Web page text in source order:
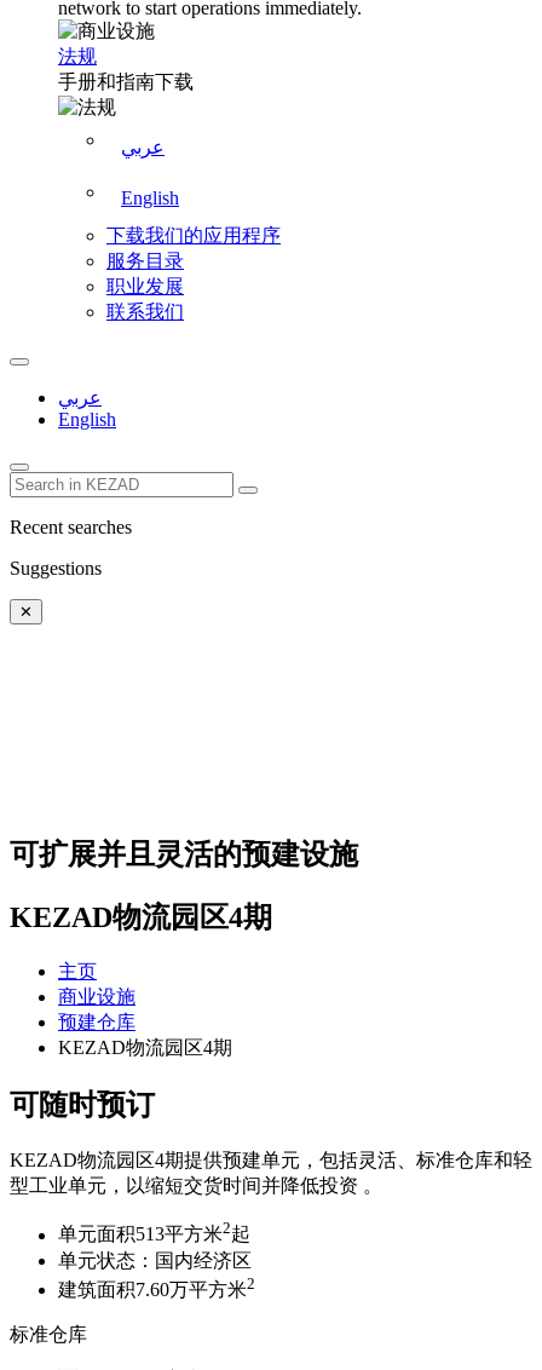
network to start operations immediately.
法规
手册和指南下载
عربي
English
下载我们的应用程序
服务目录
职业发展
联系我们
عربي
English
Recent searches
Suggestions
✕
可扩展并且灵活的预建设施
KEZAD物流园区4期
主页
商业设施
预建仓库
KEZAD物流园区4期
可随时预订
KEZAD物流园区4期提供预建单元，包括灵活、标准仓库和轻
型工业单元，以缩短交货时间并降低投资 。
单元面积513平方米2起
单元状态：国内经济区
建筑面积7.60万平方米2
标准仓库